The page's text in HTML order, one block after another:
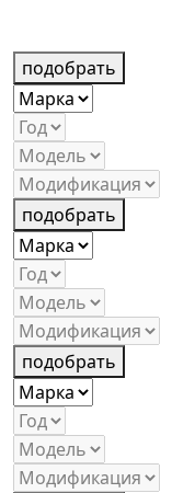
подобрать
подобрать
подобрать